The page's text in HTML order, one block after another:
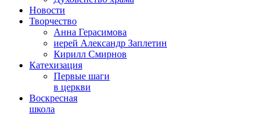
Новости
Творчество
Анна Герасимова
иерей Александр Заплетин
Кирилл Смирнов
Катехизация
Первые шаги
в церкви
Воскресная
школа